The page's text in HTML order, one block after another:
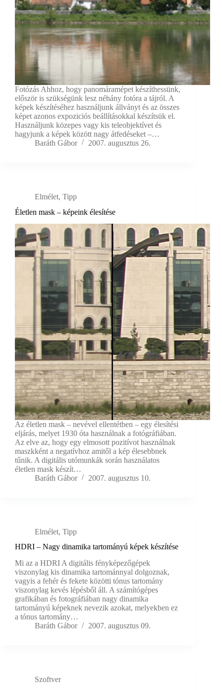
Fotózás Ahhoz, hogy panomáramépet készíthessünk,
először is szükségünk lesz néhány fotóra a tájról. A
képek készítéséhez használjunk állványt és az összes
képet azonos expoziciós beállításokkal készítsük el.
Használjunk közepes vagy kis teleobjektívet és
hagyjunk a képek között nagy átfedéseket –…
Baráth Gábor
2007. augusztus 26.
Elmélet, Tipp
Életlen mask – képeink élesítése
Az életlen mask – nevével ellentétben – egy élesítési
eljárás, melyet 1930 óta használnak a fotógráfiában.
Az elve az, hogy egy elmosott pozitívot használnak
maszkként a negatívhoz amitől a kép élesebbnek
tűnik. A digitális utómunkák során használatos
életlen mask készít…
Baráth Gábor
2007. augusztus 10.
Elmélet, Tipp
HDRI – Nagy dinamika tartományú képek készítése
Mi az a HDRI A digitális fényképezőgépek
viszonylag kis dinamika tartománnyal dolgoznak,
vagyis a fehér és fekete közötti tónus tartomány
viszonylag kevés lépésből áll. A számítógépes
grafikában és fotográfiában nagy dinamika
tartományú képeknek nevezik azokat, melyekben ez
a tónus tartomány…
Baráth Gábor
2007. augusztus 09.
Szoftver